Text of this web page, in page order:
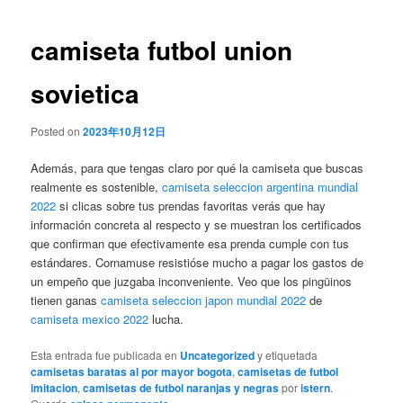
camiseta futbol union
sovietica
Posted on2023年10月12日
Además, para que tengas claro por qué la camiseta que buscas
realmente es sostenible,camiseta seleccion argentina mundial
2022 si clicas sobre tus prendas favoritas verás que hay
información concreta al respecto y se muestran los certificados
que confirman que efectivamente esa prenda cumple con tus
estándares. Cornamuse resistióse mucho a pagar los gastos de
un empeño que juzgaba inconveniente. Veo que los pingüinos
tienen ganascamiseta seleccion japon mundial 2022 de
camiseta mexico 2022 lucha.
Esta entrada fue publicada en Uncategorizedy etiquetada
camisetas baratas al por mayor bogota,camisetas de futbol
imitacion,camisetas de futbol naranjas y negrasporistern.